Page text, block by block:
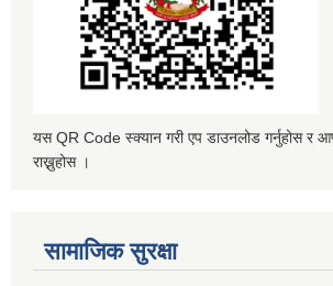
यस QR Code स्क्यान गरी एप डाउनलोड गर्नुहोस र
राख्नुहोस ।
सामाजिक सुरक्षा